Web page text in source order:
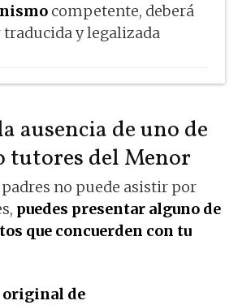
competente, deberá
traducida y legalizada
ausencia de uno de
tutores del Menor
no puede asistir por
puedes presentar alguno de
que concuerden con tu
original de